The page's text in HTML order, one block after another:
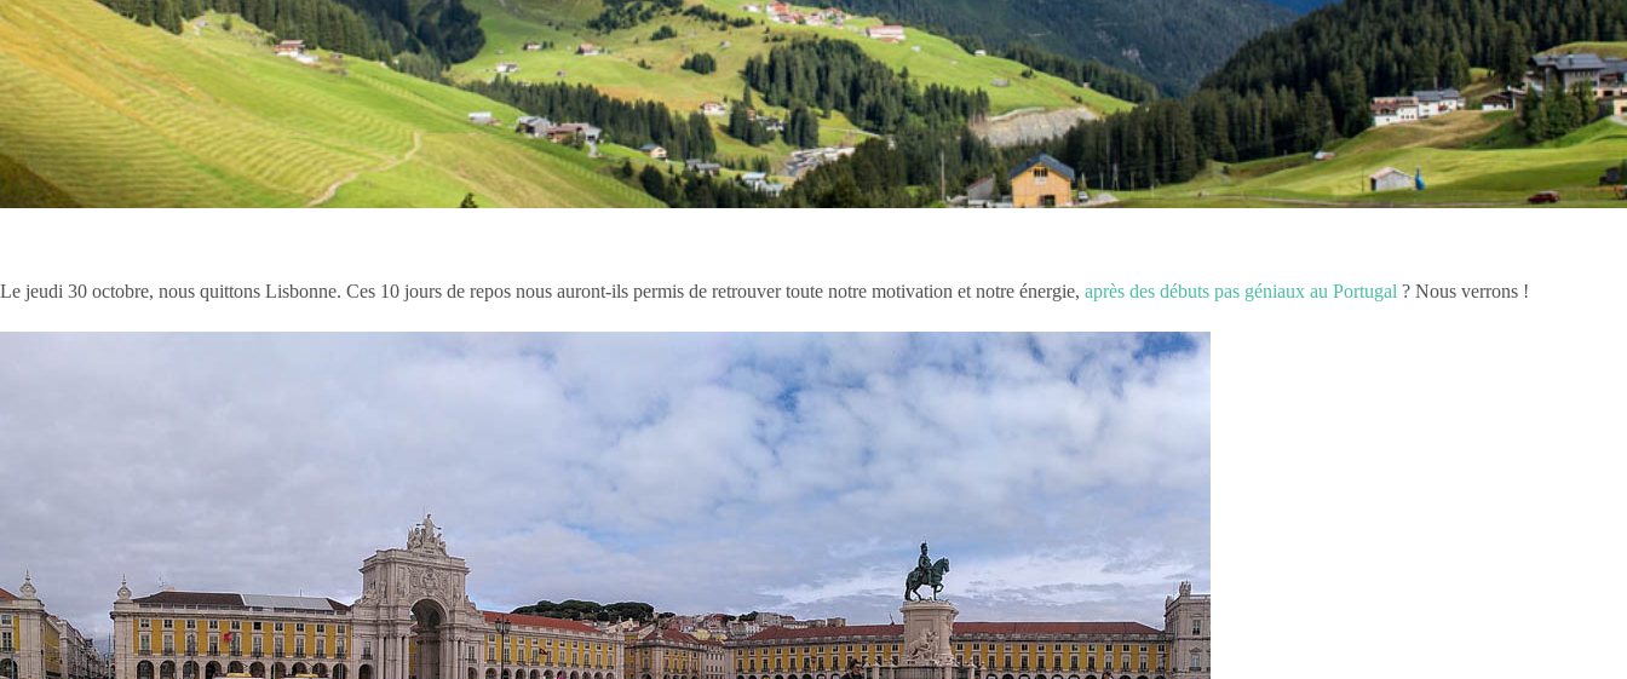
Le jeudi 30 octobre, nous quittons Lisbonne. Ces 10 jours de repos nous auront-ils permis de retrouver toute notre motivation et notre énergie, après des débuts pas géniaux au Portugal ? Nous verrons !